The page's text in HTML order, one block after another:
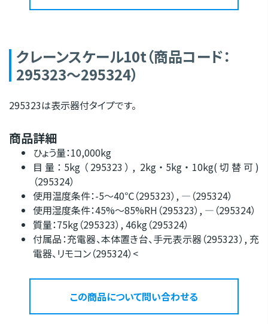
クレーンスケール10t（商品コード：
295323～295324）
295323は表示器付タイプです。
商品詳細
ひょう量：10,000kg
目量：5kg（295323）, 2kg・5kg・10kg(切替可)
（295324）
使用温度条件：-5〜40℃（295323）, ―（295324）
使用湿度条件：45%〜85%RH（295323）, ―（295324）
質量：75kg（295323）, 46kg（295324）
付属品：充電器、本体置き台、手元表示器（295323）, 充
電器、リモコン（295324）<
この商品について問い合わせる